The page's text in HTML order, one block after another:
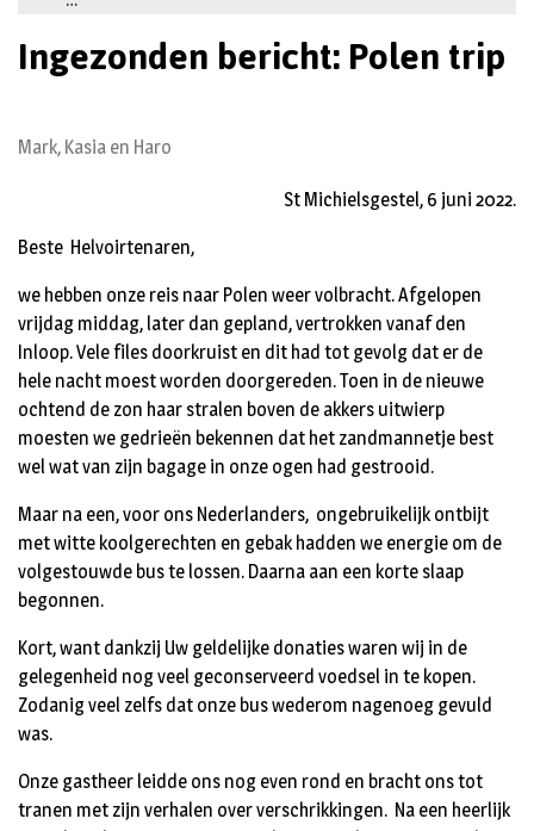
Ingezonden bericht: Polen trip
Mark, Kasia en Haro
St Michielsgestel, 6 juni 2022.
Beste Helvoirtenaren,
we hebben onze reis naar Polen weer volbracht. Afgelopen
vrijdag middag, later dan gepland, vertrokken vanaf den
Inloop. Vele files doorkruist en dit had tot gevolg dat er de
hele nacht moest worden doorgereden. Toen in de nieuwe
ochtend de zon haar stralen boven de akkers uitwierp
moesten we gedrieën bekennen dat het zandmannetje best
wel wat van zijn bagage in onze ogen had gestrooid.
Maar na een, voor ons Nederlanders, ongebruikelijk ontbijt
met witte koolgerechten en gebak hadden we energie om de
volgestouwde bus te lossen. Daarna aan een korte slaap
begonnen.
Kort, want dankzij Uw geldelijke donaties waren wij in de
gelegenheid nog veel geconserveerd voedsel in te kopen.
Zodanig veel zelfs dat onze bus wederom nagenoeg gevuld
was.
Onze gastheer leidde ons nog even rond en bracht ons tot
tranen met zijn verhalen over verschrikkingen. Na een heerlijk